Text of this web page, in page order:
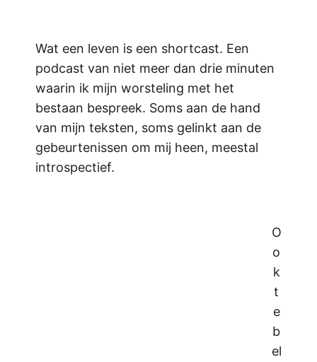
Wat een leven is een shortcast. Een
podcast van niet meer dan drie minuten
waarin ik mijn worsteling met het
bestaan bespreek. Soms aan de hand
van mijn teksten, soms gelinkt aan de
gebeurtenissen om mij heen, meestal
introspectief.
O
o
k
t
e
b
el